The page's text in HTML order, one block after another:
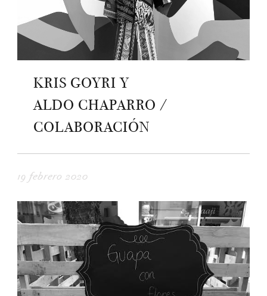
KRIS GOYRI Y
ALDO CHAPARRO /
COLABORACIÓN
19 febrero 2020